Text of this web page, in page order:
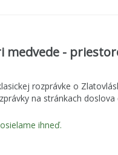
medvede -
rozprávke o
na stránkach doslova
ihneď.